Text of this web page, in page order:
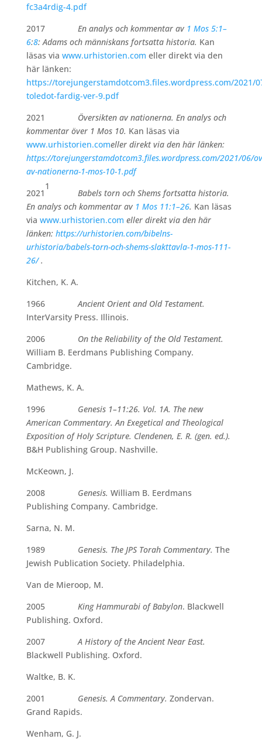
fc3a4rdig-4.pdf
2017 En analys och kommentar av 1 Mos 5:1–
6:8: Adams och människans fortsatta historia. Kan
läsas via www.urhistorien.com eller direkt via den
här länken:
https://torejungerstamdotcom3.files.wordpress.com/2021/
toledot-fardig-ver-9.pdf
2021 Översikten av nationerna. En analys och
kommentar över 1 Mos 10. Kan läsas via
www.urhistorien.comeller direkt via den här länken:
https://torejungerstamdotcom3.files.wordpress.com/2021/06/
av-nationerna-1-mos-10-1.pdf
2021
1
Babels torn och Shems fortsatta historia.
En analys och kommentar av 1 Mos 11:1–26. Kan läsas
via www.urhistorien.com eller direkt via den här
länken: https://urhistorien.com/bibelns-
urhistoria/babels-torn-och-shems-slakttavla-1-mos-111-
26/.
Kitchen, K. A.
1966 Ancient Orient and Old Testament.
InterVarsity Press. Illinois.
2006 On the Reliability of the Old Testament.
William B. Eerdmans Publishing Company.
Cambridge.
Mathews, K. A.
1996 Genesis 1–11:26. Vol. 1A. The new
American Commentary. An Exegetical and Theological
Exposition of Holy Scripture. Clendenen, E. R. (gen. ed.).
B&H Publishing Group. Nashville.
McKeown, J.
2008 Genesis. William B. Eerdmans
Publishing Company. Cambridge.
Sarna, N. M.
1989 Genesis. The JPS Torah Commentary. The
Jewish Publication Society. Philadelphia.
Van de Mieroop, M.
2005 King Hammurabi of Babylon. Blackwell
Publishing. Oxford.
2007 A History of the Ancient Near East.
Blackwell Publishing. Oxford.
Waltke, B. K.
2001 Genesis. A Commentary. Zondervan.
Grand Rapids.
Wenham, G. J.